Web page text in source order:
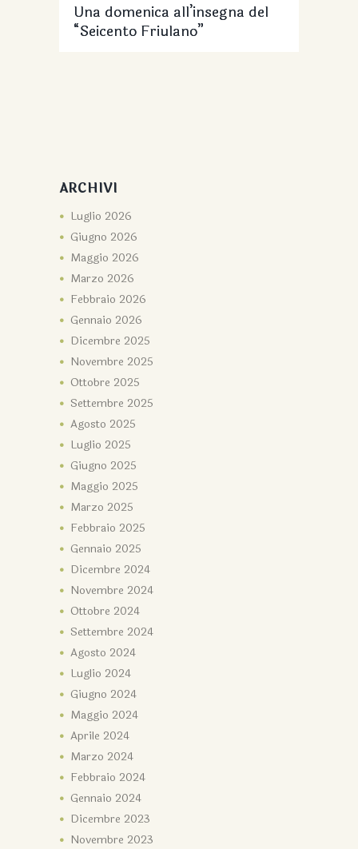
Una domenica all’insegna del
“Seicento Friulano”
ARCHIVI
Luglio 2026
Giugno 2026
Maggio 2026
Marzo 2026
Febbraio 2026
Gennaio 2026
Dicembre 2025
Novembre 2025
Ottobre 2025
Settembre 2025
Agosto 2025
Luglio 2025
Giugno 2025
Maggio 2025
Marzo 2025
Febbraio 2025
Gennaio 2025
Dicembre 2024
Novembre 2024
Ottobre 2024
Settembre 2024
Agosto 2024
Luglio 2024
Giugno 2024
Maggio 2024
Aprile 2024
Marzo 2024
Febbraio 2024
Gennaio 2024
Dicembre 2023
Novembre 2023